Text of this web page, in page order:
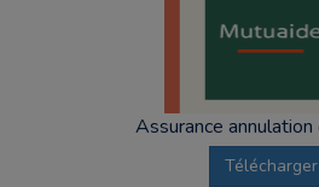
Assurance annulation
Télécharger